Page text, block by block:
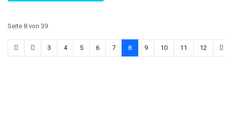
Seite 8 von 39
3 4 5 6 7 8 9 10 11 12